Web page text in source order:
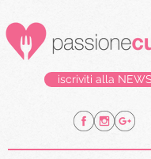
iscriviti alla